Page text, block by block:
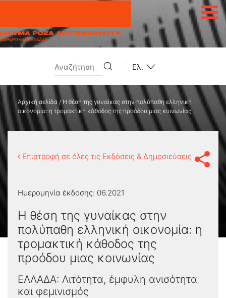
Ελ.
Αρχική σελίδα /Η θέση της γυναίκας στην πολύπαθη ελληνική
οικονομία: η τρομακτική κάθοδος της προόδου μιας κοινωνίας
Επιστροφή σε όλες τις Εκδόσεις & Δημοσιεύσεις
Ημερομηνία έκδοσης: 06.2021
Η θέση της γυναίκας στην
πολύπαθη ελληνική οικονομία: η
τρομακτική κάθοδος της
προόδου μιας κοινωνίας
ΕΛΛΑΔΑ: Λιτότητα, έμφυλη ανισότητα
και φεμινισμός